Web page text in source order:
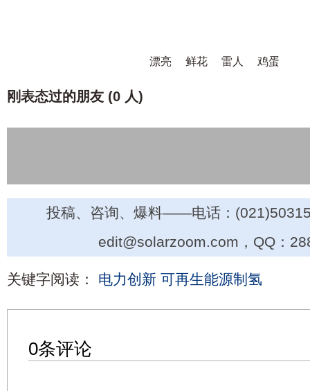
漂亮 鲜花 雷人 鸡蛋
刚表态过的朋友 (0 人)
投稿、咨询、爆料——电话：
edit@solarzoom.com，QQ：
关键字阅读： 电力创新 可再生能源制氢
0条评论